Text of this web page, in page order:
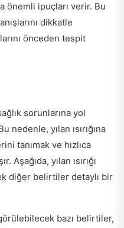
önemli ipuçları verir. Bu
dikkatle
önceden tespit
sorunlarına yol
yılan ısırığına
tanımak ve hızlıca
Aşağıda, yılan ısırığı
diğer belirtiler detaylı bir
görülebilecek bazı belirtiler,